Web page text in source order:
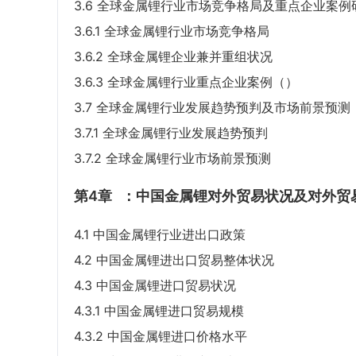
3.6 全球金属锂行业市场竞争格局及重点企业案例
3.6.1 全球金属锂行业市场竞争格局
3.6.2 全球金属锂企业兼并重组状况
3.6.3 全球金属锂行业重点企业案例（）
3.7 全球金属锂行业发展趋势预判及市场前景预测
3.7.1 全球金属锂行业发展趋势预判
3.7.2 全球金属锂行业市场前景预测
第4章 ：中国金属锂对外贸易状况及对外贸
4.1 中国金属锂行业进出口政策
4.2 中国金属锂进出口贸易整体状况
4.3 中国金属锂进口贸易状况
4.3.1 中国金属锂进口贸易规模
4.3.2 中国金属锂进口价格水平